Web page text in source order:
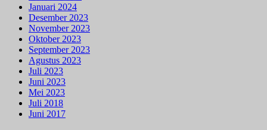
Januari 2024
Desember 2023
November 2023
Oktober 2023
September 2023
Agustus 2023
Juli 2023
Juni 2023
Mei 2023
Juli 2018
Juni 2017